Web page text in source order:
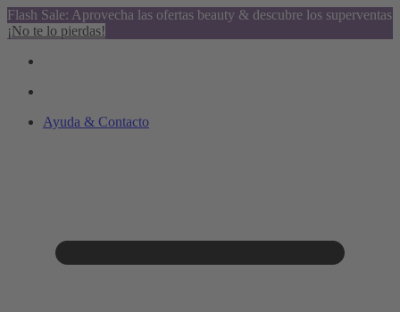
Flash Sale: Aprovecha las ofertas beauty & descubre los superventas
¡No te lo pierdas!
Ayuda & Contacto